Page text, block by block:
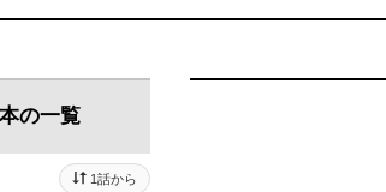
の一覧
1話から